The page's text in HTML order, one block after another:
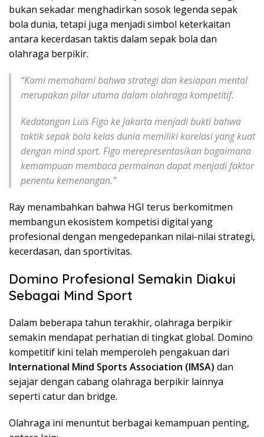
bukan sekadar menghadirkan sosok legenda sepak
bola dunia, tetapi juga menjadi simbol keterkaitan
antara kecerdasan taktis dalam sepak bola dan
olahraga berpikir.
“Kami memahami bahwa strategi dan kesiapan mental
merupakan pilar utama dalam olahraga kompetitif.
Kedatangan Luís Figo ke Jakarta menjadi bukti bahwa
taktik sepak bola kelas dunia memiliki korelasi yang kuat
dengan mind sport. Figo merepresentasikan bagaimana
kemampuan membaca permainan dapat menjadi faktor
penentu kemenangan.”
Ray menambahkan bahwa HGI terus berkomitmen
membangun ekosistem kompetisi digital yang
profesional dengan mengedepankan nilai-nilai strategi,
kecerdasan, dan sportivitas.
Domino Profesional Semakin Diakui
Sebagai Mind Sport
Dalam beberapa tahun terakhir, olahraga berpikir
semakin mendapat perhatian di tingkat global. Domino
kompetitif kini telah memperoleh pengakuan dari
International Mind Sports Association (IMSA) dan
sejajar dengan cabang olahraga berpikir lainnya
seperti catur dan bridge.
Olahraga ini menuntut berbagai kemampuan penting,